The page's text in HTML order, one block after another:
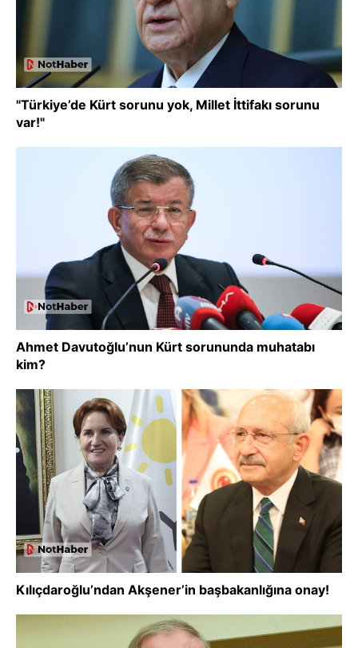
"Türkiye’de Kürt sorunu yok, Millet İttifakı sorunu
var!"
Ahmet Davutoğlu’nun Kürt sorununda muhatabı
kim?
Kılıçdaroğlu’ndan Akşener’in başbakanlığına onay!